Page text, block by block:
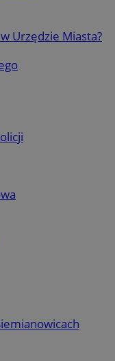
Urzędzie Miasta?